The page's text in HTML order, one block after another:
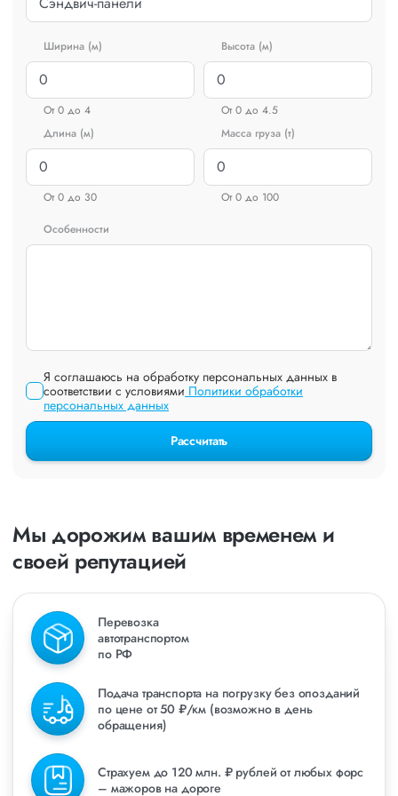
Ширина (м)
От 0 до 4
Высота (м)
От 0 до 4.5
Длина (м)
От 0 до 30
Масса груза (т)
От 0 до 100
Особенности
Я соглашаюсь на обработку персональных данных в
соответствии с условиями Политики обработки
персональных данных
Рассчитать
Мы дорожим вашим временем и
своей репутацией
Перевозка
автотранспортом
по РФ
Подача транспорта на погрузку без опозданий
по цене от 50 ₽/км (возможно в день
обращения)
Страхуем до 120 млн. ₽ рублей от любых форс
– мажоров на дороге